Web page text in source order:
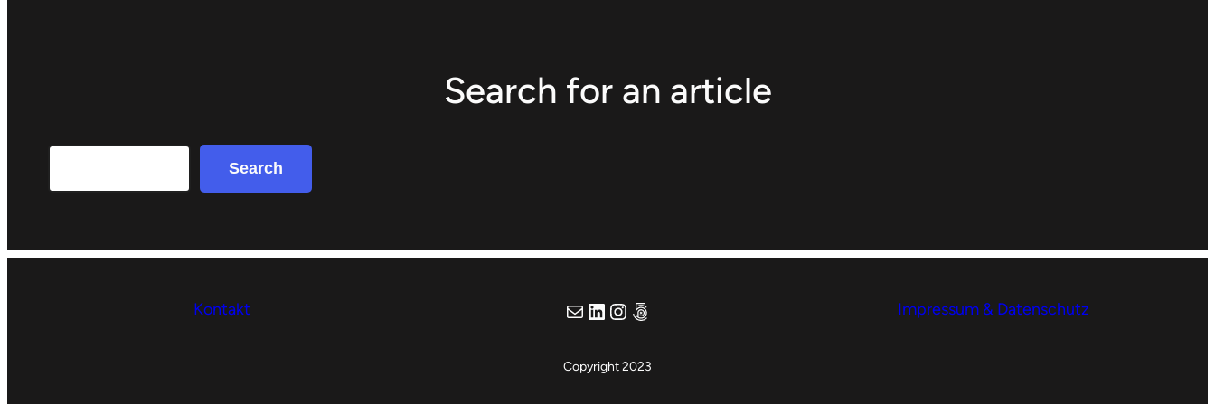
Search for an article
Search
Kontakt E-Mail LinkedIn Instagram Adobe Portfolio Impressum & Datenschutz
Copyright 2023